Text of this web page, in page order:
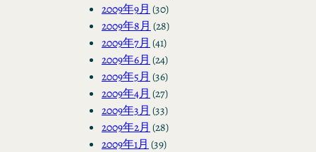
2009年9月 (30)
2009年8月 (28)
2009年7月 (41)
2009年6月 (24)
2009年5月 (36)
2009年4月 (27)
2009年3月 (33)
2009年2月 (28)
2009年1月 (39)